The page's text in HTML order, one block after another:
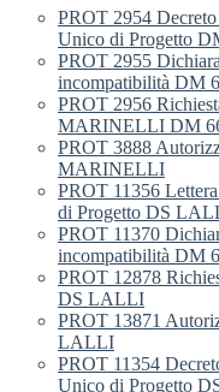
PROT 2954 Decreto
Unico di Progetto
PROT 2955
incompatibilità DM
PROT 2956
MARINELLI DM
PROT 3888
MARINELLI
PROT 11356
di Progetto DS
PROT 11370
incompatibilità DM
PROT 12878
DS LALLI
PROT 13871
LALLI
PROT 11354
Unico di Progetto